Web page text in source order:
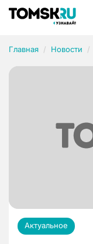
Главная Новости
Актуальное